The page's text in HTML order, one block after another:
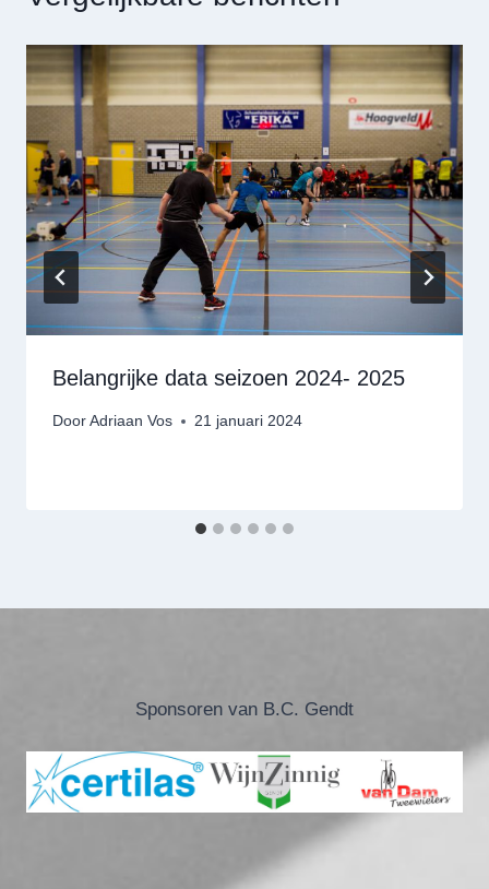
Belangrijke data seizoen 2024- 2025
Door Adriaan Vos 21 januari 2024
Sponsoren van B.C. Gendt